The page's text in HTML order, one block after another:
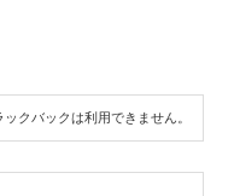
ックバックは利用できません。